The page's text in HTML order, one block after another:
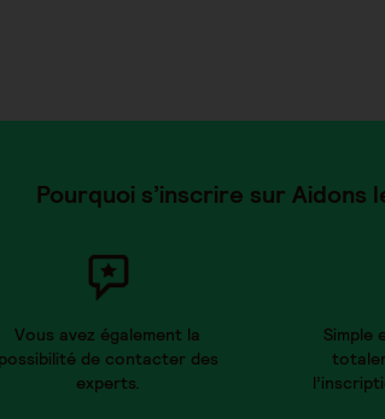
Pourquoi s’inscrire sur Aidons
Vous avez également la
possibilité de contacter des
experts.
Simple